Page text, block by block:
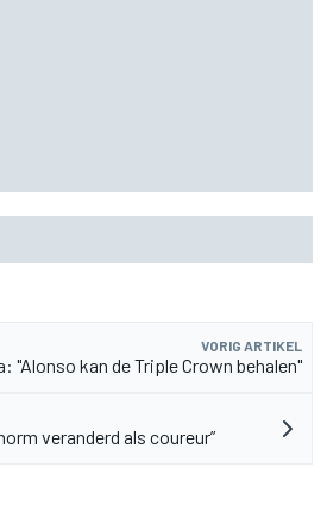
VORIG ARTIKEL
"Alonso kan de Triple Crown behalen"
veranderd als coureur”